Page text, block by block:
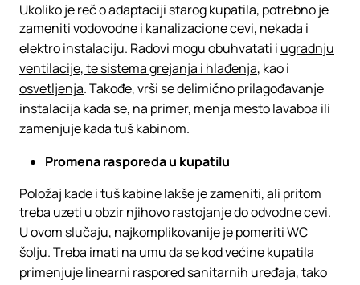
Ukoliko je reč o adaptaciji starog kupatila, potrebno je
zameniti vodovodne i kanalizacione cevi, nekada i
elektro instalaciju. Radovi mogu obuhvatati i ugradnju
ventilacije, te sistema grejanja i hlađenja, kao i
osvetljenja. Takođe, vrši se delimično prilagođavanje
instalacija kada se, na primer, menja mesto lavaboa ili
zamenjuje kada tuš kabinom.
Promena rasporeda u kupatilu
Položaj kade i tuš kabine lakše je zameniti, ali pritom
treba uzeti u obzir njihovo rastojanje do odvodne cevi.
U ovom slučaju, najkomplikovanije je pomeriti WC
šolju. Treba imati na umu da se kod većine kupatila
primenjuje linearni raspored sanitarnih uređaja, tako